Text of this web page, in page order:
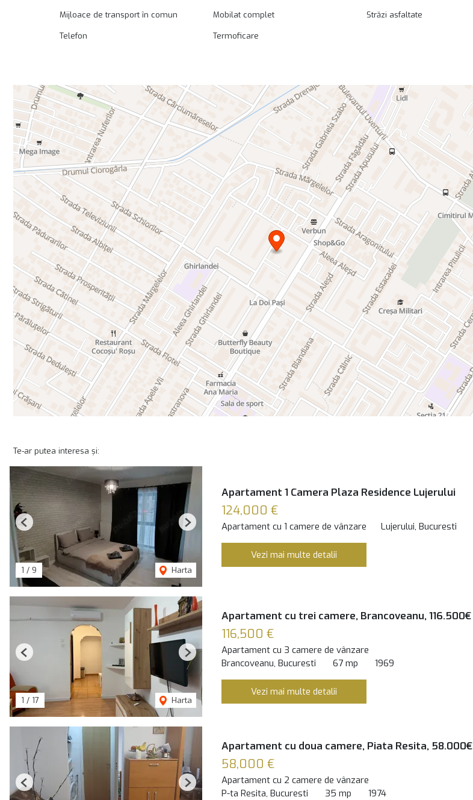
Mijloace de transport în comun Mobilat complet Străzi asfaltate
Telefon Termoficare
Te-ar putea interesa și:
1 / 9 Harta
Previous Next
Apartament 1 Camera Plaza Residence Lujerului
124,000 €
Apartament cu 1 camere de vânzare Lujerului, Bucuresti
Vezi mai multe detalii
1 / 17 Harta
Previous Next
Apartament cu trei camere, Brancoveanu, 116.500€
116,500 €
Apartament cu 3 camere de vânzare
Brancoveanu, Bucuresti
67 mp 1969
Vezi mai multe detalii
Previous Next
Apartament cu doua camere, Piata Resita, 58.000€
58,000 €
Apartament cu 2 camere de vânzare
P-ta Resita, Bucuresti
35 mp 1974